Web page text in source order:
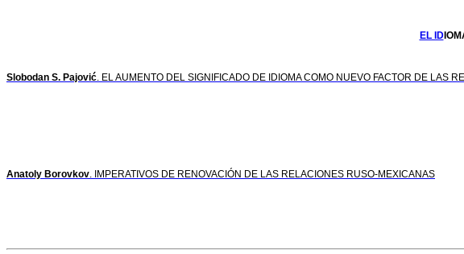
EL ID
Slobodan S. Pajović. EL AUMENTO DEL SIGNIFICADO DE IDIOMA COMO NUEVO FACTOR DE LAS
Anatoly Borovkov. IMPERATIVOS DE RENOVACIÓN DE LAS RELACIONES RUSO-MEXICANAS